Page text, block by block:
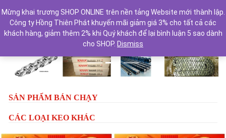
Previous Next
SẢN PHẨM BÁN CHẠY
CÁC LOẠI KEO KHÁC
Mừng khai trương SHOP ONLINE trên nền tảng Website mới thành lập.
Công ty Hồng Thiên Phát khuyến mãi giảm giá 3% cho tất cả các
khách hàng, giảm thêm 2% khi Quý khách để lại bình luận 5 sao dành
cho SHOP. Dismiss